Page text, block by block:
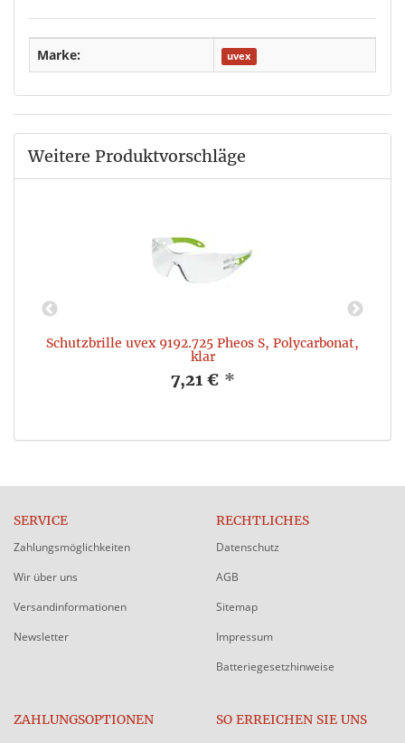
Marke: uvex
Weitere Produktvorschläge
Schutzbrille uvex 9192.725 Pheos S, Polycarbonat,
klar
7,21 € *
SERVICE
Zahlungsmöglichkeiten
Wir über uns
Versandinformationen
Newsletter
RECHTLICHES
Datenschutz
AGB
Sitemap
Impressum
Batteriegesetzhinweise
ZAHLUNGSOPTIONEN SO ERREICHEN SIE UNS